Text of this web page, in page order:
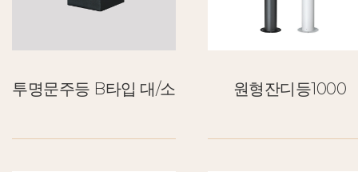
투명문주등 B타입 대/소 원형잔디등1000